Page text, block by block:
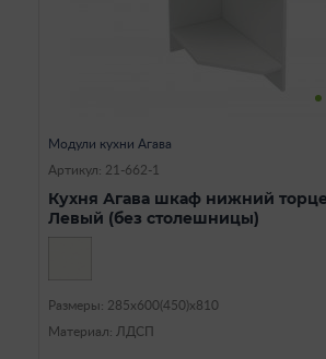
Модули кухни Агава
Артикул: 21-662-1
Кухня Агава шкаф нижний
Левый (без столешницы)
Размеры: 285х600(450)х810
Материал: ЛДСП